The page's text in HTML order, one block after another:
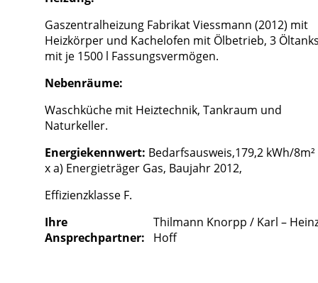
Gaszentralheizung Fabrikat Viessmann (2012) mit
Heizkörper und Kachelofen mit Ölbetrieb, 3
mit je 1500 l Fassungsvermögen.
Nebenräume:
Waschküche mit Heiztechnik, Tankraum und
Naturkeller.
Energiekennwert: Bedarfsausweis,179,2 kWh/8m²
x a) Energieträger Gas, Baujahr 2012,
Effizienzklasse F.
Ihre
Ansprechpartner:
Thilmann Knorpp / Karl –
Hoff